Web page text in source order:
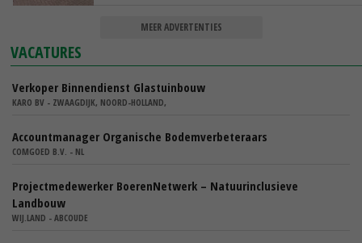
MEER ADVERTENTIES
VACATURES
Verkoper Binnendienst Glastuinbouw
KARO BV - ZWAAGDIJK, NOORD-HOLLAND,
Accountmanager Organische Bodemverbeteraars
COMGOED B.V. - NL
Projectmedewerker BoerenNetwerk – Natuurinclusieve
Landbouw
WIJ.LAND - ABCOUDE